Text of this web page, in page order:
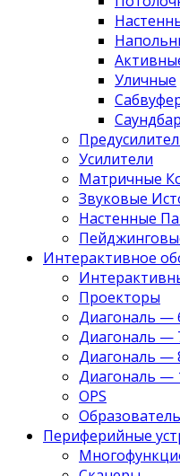
Уличные
Саундбар
Усилители
Матричные
Звуковые
Настенные
Интерактивное
Проекторы
Диагональ —
Диагональ —
Диагональ —
Диагональ —
OPS
Периферийные